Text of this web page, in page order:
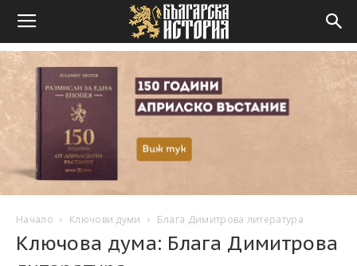
Начало Ключови думи Блага Димитрова литература
Ключова дума: Блага Димитрова